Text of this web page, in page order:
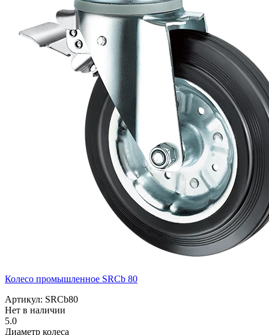
Колесо промышленное SRCb 80
Артикул: SRCb80
Нет в наличии
5.0
Диаметр колеса